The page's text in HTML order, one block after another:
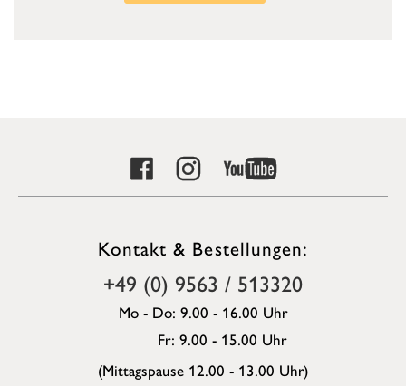
Kontakt & Bestellungen:
+49 (0) 9563 / 513320
Mo - Do: 9.00 - 16.00 Uhr
Fr: 9.00 - 15.00 Uhr
(Mittagspause 12.00 - 13.00 Uhr)